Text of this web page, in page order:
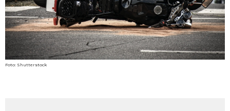
Foto: Shutterstock